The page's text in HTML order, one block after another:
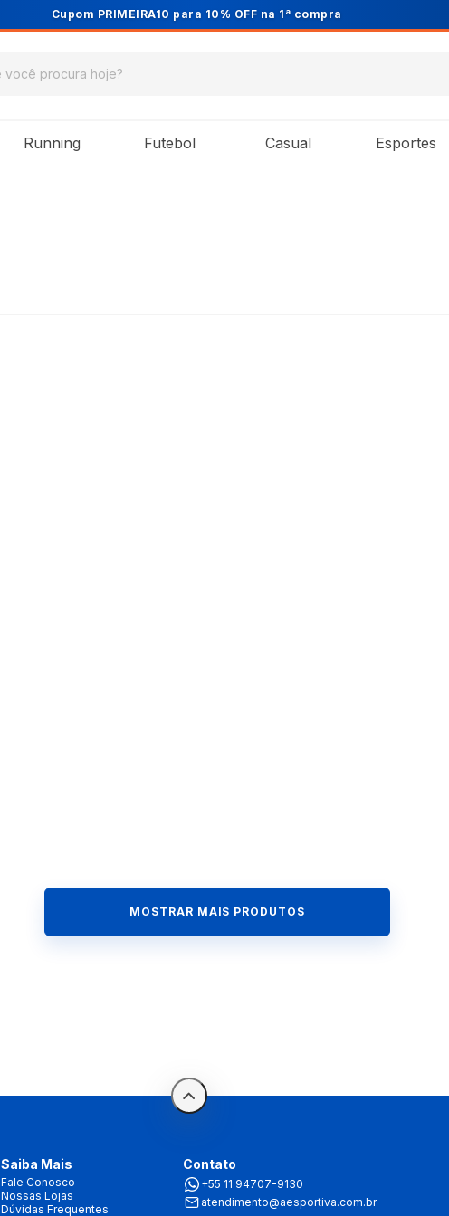
Cupom PRIMEIRA10 para 10% OFF na 1ª compra
Running Futebol Casual Esportes
MOSTRAR MAIS PRODUTOS
Saiba Mais
Fale Conosco
Nossas Lojas
Dúvidas Frequentes
Contato
+55 11 94707-9130
atendimento@aesportiva.com.br